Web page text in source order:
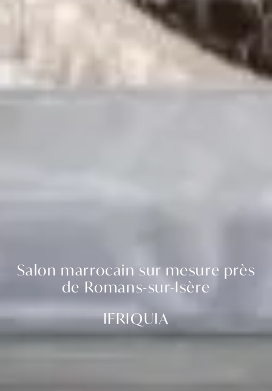
Salon marrocain sur mesure près
de Romans-sur-Isère
IFRIQUIA